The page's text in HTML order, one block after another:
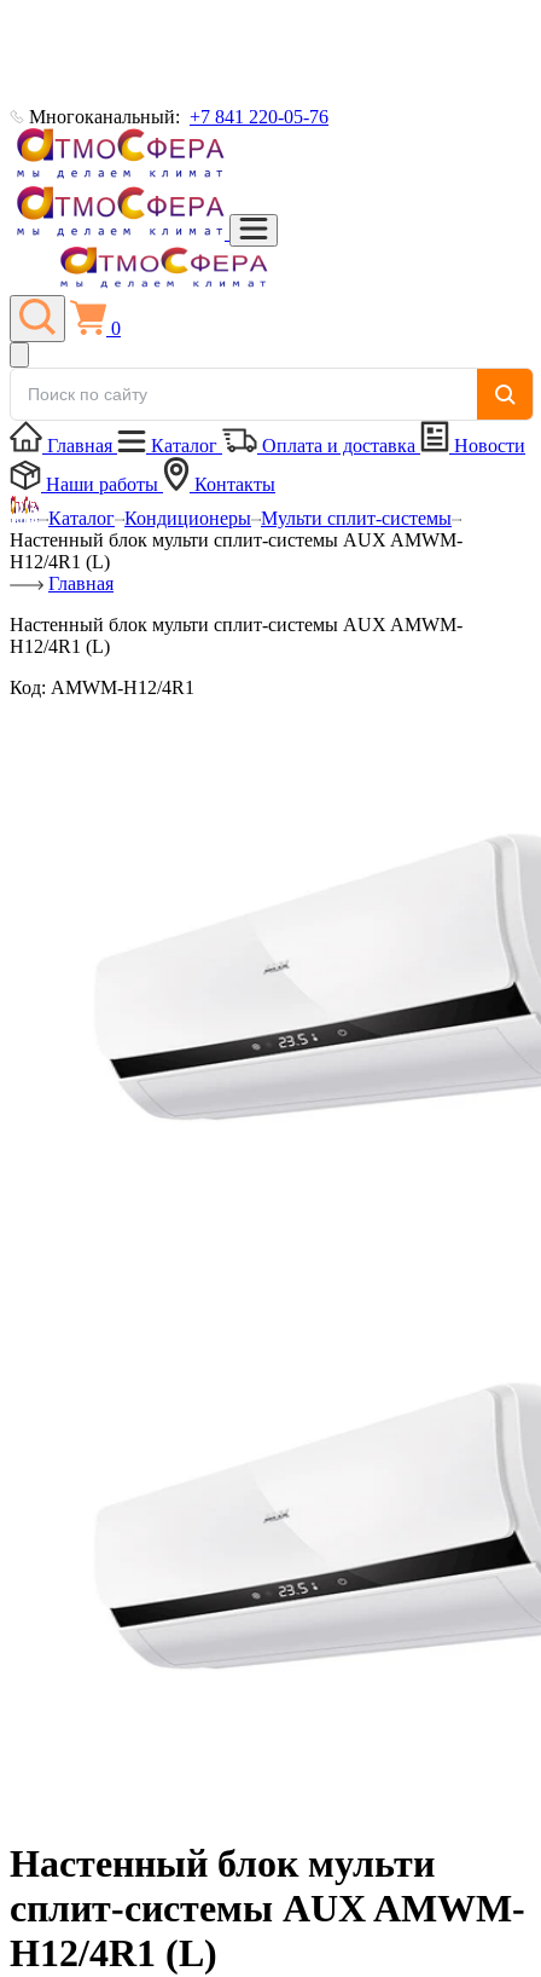
Многоканальный: +7 841 220-05-76
0
Главная Каталог Оплата и доставка
Новости
Наши работы
Контакты
Каталог Кондиционеры Мульти сплит-системы
Настенный блок мульти сплит-системы AUX AMWM-
H12/4R1 (L)
Главная
Настенный блок мульти сплит-системы AUX AMWM-
H12/4R1 (L)
Код: AMWM-H12/4R1
Настенный блок мульти
сплит-системы AUX AMWM-
H12/4R1 (L)